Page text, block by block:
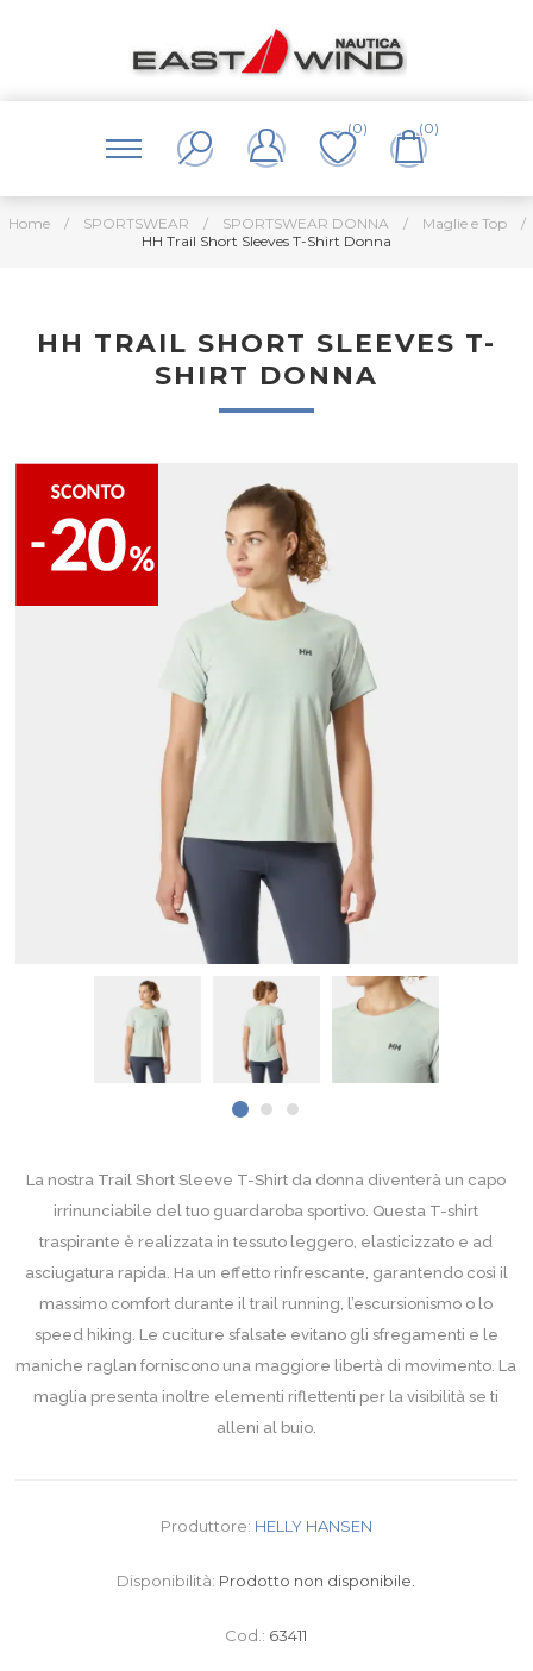
(0) (0)
Home / SPORTSWEAR / SPORTSWEAR DONNA / Maglie e Top
/
HH Trail Short Sleeves T-Shirt Donna
HH TRAIL SHORT SLEEVES T-
SHIRT DONNA
La nostra Trail Short Sleeve T-Shirt da donna diventerà un capo
irrinunciabile del tuo guardaroba sportivo. Questa T-shirt
traspirante è realizzata in tessuto leggero, elasticizzato e ad
asciugatura rapida. Ha un effetto rinfrescante, garantendo così il
massimo comfort durante il trail running, l’escursionismo o lo
speed hiking. Le cuciture sfalsate evitano gli sfregamenti e le
maniche raglan forniscono una maggiore libertà di movimento. La
maglia presenta inoltre elementi riflettenti per la visibilità se ti
alleni al buio.
Produttore: HELLY HANSEN
Disponibilità: Prodotto non disponibile.
Cod.: 63411